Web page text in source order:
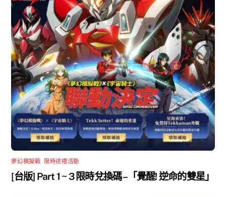
夢幻模擬戰 限時送禮活動
[台版] Part 1 ~ 3 限時兌換碼 –「覺醒! 逆命的雙星」